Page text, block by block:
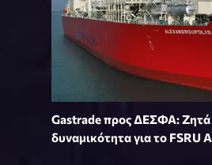
Gastrade προς ΔΕΣΦΑ: Ζητά
δυναμικότητα για το FSRU